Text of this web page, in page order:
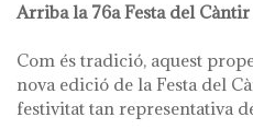
Arriba la 76a Festa del Càntir
Com és tradició, aquest
nova edició de la Festa del
festivitat tan representativa